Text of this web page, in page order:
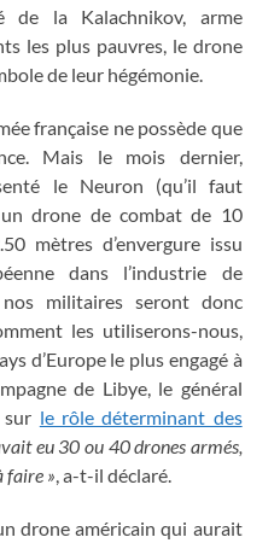
de la Kalachnikov, arme
les plus pauvres, le drone
de leur hégémonie.
française ne possède que
Mais le mois dernier,
le Neuron (qu’il faut
drone de combat de 10
mètres d’envergure issu
dans l’industrie de
militaires seront donc
les utiliserons-nous,
d’Europe le plus engagé à
de Libye, le général
sur le rôle déterminant des
eu 30 ou 40 drones armés,
faire », a-t-il déclaré.
drone américain qui aurait